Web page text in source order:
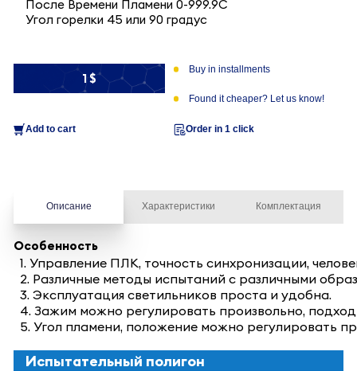
После Времени Пламени 0-999.9С
Угол горелки 45 или 90 градус
1 $
Buy in installments
Found it cheaper? Let us know!
Add to cart Order in 1 click
Описание Характеристики Комплектация
Особенность
1. Управление ПЛК, точность синхронизации,
2. Различные методы испытаний с различными
3. Эксплуатация светильников проста и удобна.
4. Зажим можно регулировать произвольно,
5. Угол пламени, положение можно регулировать
Испытательный полигон